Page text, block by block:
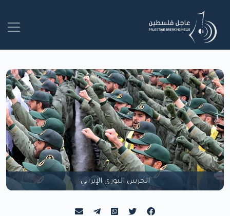
الحرس الثوري الإيراني